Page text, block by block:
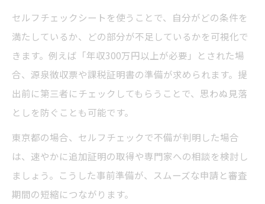
翻訳やコピーが必要な書類の注意点
会社や家族との連携で書類提出を円滑化
セルフチェックシートを使うことで、自分がどの条件を
満たしているか、どの部分が不足しているかを可視化で
きます。例えば「年収300万円以上が必要」とされた場
合、源泉徴収票や課税証明書の準備が求められます。提
出前に第三者にチェックしてもらうことで、思わぬ見落
としを防ぐことも可能です。
東京都の場合、セルフチェックで不備が判明した場合
は、速やかに追加証明の取得や専門家への相談を検討し
ましょう。こうした事前準備が、スムーズな申請と審査
期間の短縮につながります。